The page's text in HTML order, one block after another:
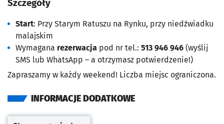
Szczegóły
Start: Przy Starym Ratuszu na Rynku, przy niedźwiadku
malajskim
Wymagana rezerwacja pod nr tel.: 513 946 946 (wyślij
SMS lub WhatsApp – a otrzymasz potwierdzenie!)
Zapraszamy w każdy weekend! Liczba miejsc ograniczona.
INFORMACJE DODATKOWE